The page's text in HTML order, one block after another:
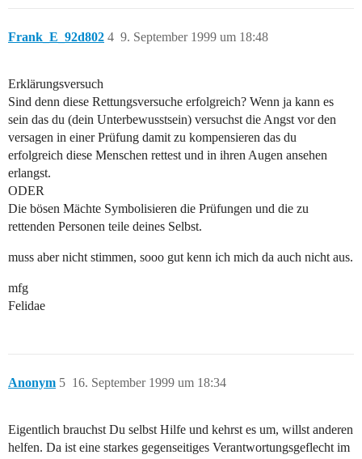
Frank_E_92d802 9. September 1999 um 18:48
4
Erklärungsversuch
Sind denn diese Rettungsversuche erfolgreich? Wenn ja kann es
sein das du (dein Unterbewusstsein) versuchst die Angst vor den
versagen in einer Prüfung damit zu kompensieren das du
erfolgreich diese Menschen rettest und in ihren Augen ansehen
erlangst.
ODER
Die bösen Mächte Symbolisieren die Prüfungen und die zu
rettenden Personen teile deines Selbst.
muss aber nicht stimmen, sooo gut kenn ich mich da auch nicht aus.
mfg
Felidae
Anonym 16. September 1999 um 18:34
5
Eigentlich brauchst Du selbst Hilfe und kehrst es um, willst anderen
helfen. Da ist eine starkes gegenseitiges Verantwortungsgeflecht im